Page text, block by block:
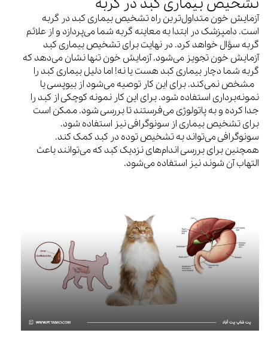
آزمایش خون متداول‌ترین راه تشخیص بیماری کبد در گربه
است. دامپزشک در ابتدا به معاینه گربه شما می‌پردازد و از علائم
گربه سؤال خواهد کرد. در نهایت برای تشخیص بیماری کبد
آزمایش خون تجویز می‌شود. آزمایش خون تنها نشان می‌دهد که
گربه شما دچار بیماری کبد هست یا نه! اما دلیل بیماری کبد را
مشخص نمی‌کند. برای این کار توصیه می‌شود از بیوپسی یا
نمونه‌برداری استفاده شود. برای این کار نمونه کوچکی از کبد را
جدا کرده و به پاتولوژی می‌فرستند تا بررسی شود. ممکن است
برای تشخیص بیماری از سونوگرافی نیز استفاده شود.
سونوگرافی می‌تواند به تشخیص توده در کبد کمک کند.
همچنین برای بررسی اندام‌های نزدیک کبد که می‌توانند باعث
التهاب آن شوند نیز استفاده می‌شود.